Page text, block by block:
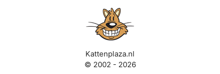
Kattenplaza.nl
© 2002 - 2026